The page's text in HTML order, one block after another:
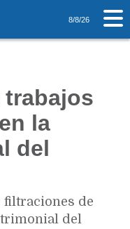
8/8/26
trabajos
la
del
filtraciones de
del